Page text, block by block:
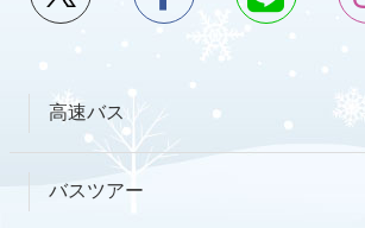
高速バス
バスツアー